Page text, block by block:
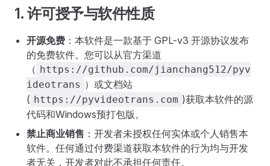
1. 许可授予与软件性质
开源免费 ：本软件是一款基于 GPL-v3 开源协议发布
的免费软件。您可以从官方渠道
（ https://github.com/jianchang512/pyv
ideotrans ）或文档站
( https://pyvideotrans.com )获取本软件的源
代码和Windows预打包版。
禁止商业销售 ：开发者未授权任何实体或个人销售本
软件。任何通过付费渠道获取本软件的行为均与开发
者无关，开发者对此不承担任何责任。